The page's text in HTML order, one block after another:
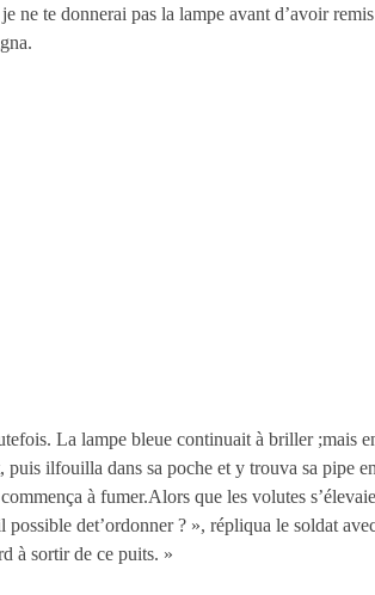
ne te donnerai pas la lampe avant d’avoir
La lampe bleue continuait à briller ;mais
puis ilfouilla dans sa poche et y trouva sa pipe
à fumer.Alors que les volutes
det’ordonner ? », répliqua le soldat
à sortir de ce puits. »